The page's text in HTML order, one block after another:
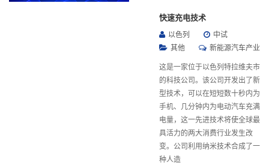
快速充电技术
以色列
中试
其他
新能源汽车产业
这是一家位于以色列特拉维夫市
的科技公司。该公司开发出了新
型技术，可以在短短数十秒内为
手机、几分钟内为电动汽车充满
电量，这一先进技术将使全球最
具活力的两大消费行业发生改
变。公司利用纳米技术合成了一
种人造